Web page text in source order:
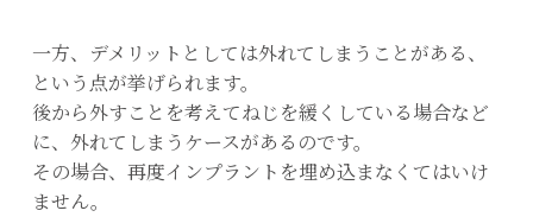
一方、デメリットとしては外れてしまうことがある、
という点が挙げられます。
後から外すことを考えてねじを緩くしている場合など
に、外れてしまうケースがあるのです。
その場合、再度インプラントを埋め込まなくてはいけ
ません。